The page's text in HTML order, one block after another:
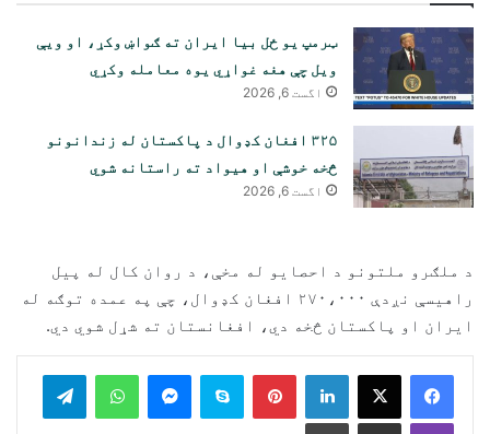
ټرمپ یو ځل بیا ایران ته ګواښ وکړ، او ویې
ویل چې هغه غواړي یوه معامله وکړي
اگست 6, 2026
۳۲۵ افغان کډوال د پاکستان له زندانونو
څخه خوشې او هیواد ته راستانه شوي
اگست 6, 2026
د ملګرو ملتونو د احصایو له مخې، د روان کال له پیل
راهیسې نږدې ۲۷۰،۰۰۰ افغان کډوال، چې په عمده توګه له
ایران او پاکستان څخه دي، افغانستان ته شړل شوي دي.
LinkedIn
Pinterest
Skype
Messenger
WhatsApp
Viber
Share via Email
Print